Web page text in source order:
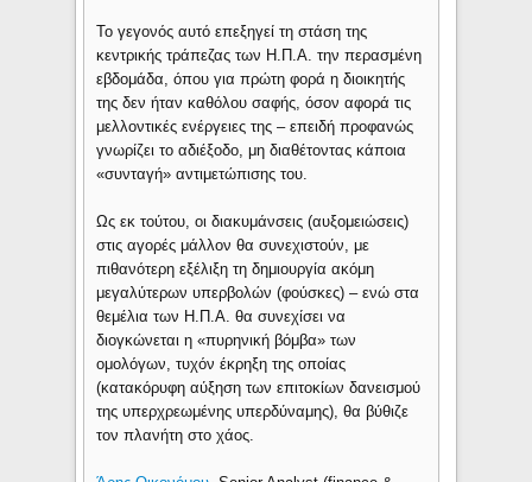
Το γεγονός αυτό επεξηγεί τη στάση της
κεντρικής τράπεζας των Η.Π.Α. την περασμένη
εβδομάδα, όπου για πρώτη φορά η διοικητής
της δεν ήταν καθόλου σαφής, όσον αφορά τις
μελλοντικές ενέργειες της – επειδή προφανώς
γνωρίζει το αδιέξοδο, μη διαθέτοντας κάποια
«συνταγή» αντιμετώπισης του.
Ως εκ τούτου, οι διακυμάνσεις (αυξομειώσεις)
στις αγορές μάλλον θα συνεχιστούν, με
πιθανότερη εξέλιξη τη δημιουργία ακόμη
μεγαλύτερων υπερβολών (φούσκες) – ενώ στα
θεμέλια των Η.Π.Α. θα συνεχίσει να
διογκώνεται η «πυρηνική βόμβα» των
ομολόγων, τυχόν έκρηξη της οποίας
(κατακόρυφη αύξηση των επιτοκίων δανεισμού
της υπερχρεωμένης υπερδύναμης), θα βύθιζε
τον πλανήτη στο χάος.